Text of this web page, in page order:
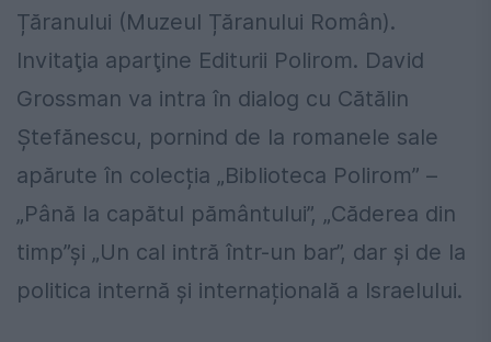
Țăranului (Muzeul Țăranului Român).
Invitaţia aparţine Editurii Polirom. David
Grossman va intra în dialog cu Cătălin
Ștefănescu, pornind de la romanele sale
apărute în colecția „Biblioteca Polirom” –
„Până la capătul pământului”, „Căderea din
timp”și „Un cal intră într-un bar”, dar și de la
politica internă și internațională a Israelului.